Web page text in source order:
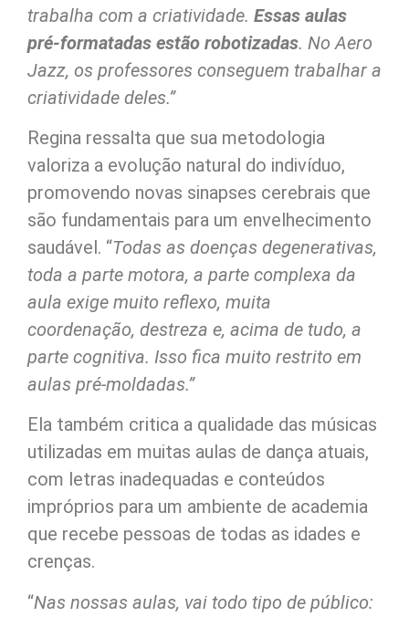
trabalha com a criatividade. Essas aulas
pré-formatadas estão robotizadas. No Aero
Jazz, os professores conseguem trabalhar a
criatividade deles.”
Regina ressalta que sua metodologia
valoriza a evolução natural do indivíduo,
promovendo novas sinapses cerebrais que
são fundamentais para um envelhecimento
saudável. “Todas as doenças degenerativas,
toda a parte motora, a parte complexa da
aula exige muito reflexo, muita
coordenação, destreza e, acima de tudo, a
parte cognitiva. Isso fica muito restrito em
aulas pré-moldadas.”
Ela também critica a qualidade das músicas
utilizadas em muitas aulas de dança atuais,
com letras inadequadas e conteúdos
impróprios para um ambiente de academia
que recebe pessoas de todas as idades e
crenças.
“Nas nossas aulas, vai todo tipo de público: